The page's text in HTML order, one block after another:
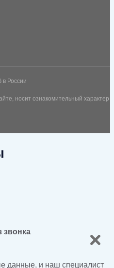
России
носит ознакомительный характер
звонка
данные, и наш специалист